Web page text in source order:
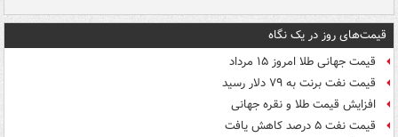
قیمت‌های روز در یک نگاه
قیمت جهانی طلا امروز ۱۵ مرداد
قیمت نفت برنت به ۷۹ دلار رسید
افزایش قیمت طلا و نقره جهانی
قیمت نفت ۵ درصد کاهش یافت